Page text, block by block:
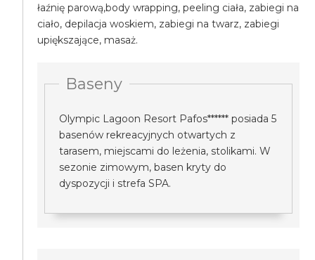
łaźnię parową,body wrapping, peeling ciała, zabiegi na
ciało, depilacja woskiem, zabiegi na twarz, zabiegi
upiększające, masaż.
Baseny
Olympic Lagoon Resort Pafos****** posiada 5
basenów rekreacyjnych otwartych z
tarasem, miejscami do leżenia, stolikami. W
sezonie zimowym, basen kryty do
dyspozycji i strefa SPA.